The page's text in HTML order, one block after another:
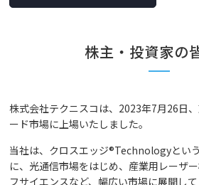
株主・投資家の
株式会社テクニスコは、2023年7月26日
ード市場に上場いたしました。
当社は、クロスエッジ®Technologyとい
に、光通信市場をはじめ、産業用レーザ
フサイエンスなど、幅広い市場に展開して